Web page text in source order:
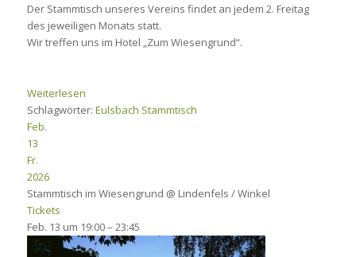
Der Stammtisch unseres Vereins findet an jedem 2. Freitag
des jeweiligen Monats statt.
Wir treffen uns im Hotel „Zum Wiesengrund“.
Weiterlesen
Schlagwörter: Eulsbach Stammtisch
Feb.
13
Fr.
2026
Stammtisch im Wiesengrund @ Lindenfels / Winkel
Tickets
Feb. 13 um 19:00 – 23:45